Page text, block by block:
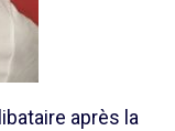
après la